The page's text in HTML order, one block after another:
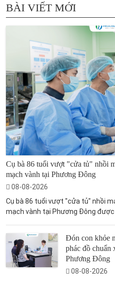
BÀI VIẾT MỚI
Cụ bà 86 tuổi vượt "cửa tủ" nhồi
mạch vành tại Phương Đông
08-08-2026
Cụ bà 86 tuổi vượt "cửa tủ" nhồi
mạch vành tại Phương Đông
Đón con khỏe
phác đồ
Phương Đông
08-08-2026